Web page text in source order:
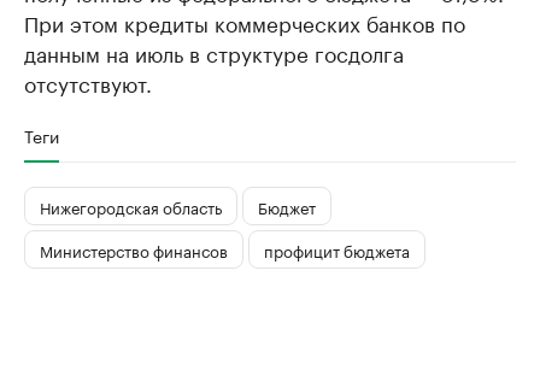
При этом кредиты коммерческих банков по
данным на июль в структуре госдолга
отсутствуют.
Теги
Нижегородская область
Бюджет
Министерство финансов
профицит бюджета